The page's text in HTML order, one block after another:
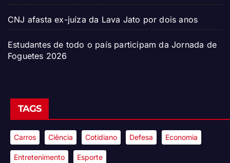
CNJ afasta ex-juíza da Lava Jato por dois anos
Estudantes de todo o país participam da Jornada de
Foguetes 2026
TAGS
Carros Ciência Cotidiano Defesa Economia
Entretenimento Esporte